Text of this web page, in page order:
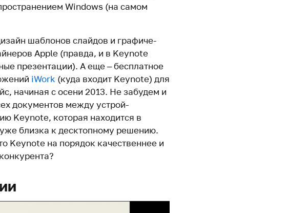
Windows (на самом
шаб­лонов слайдов и гра­фи­че­
Apple (правда, и в Keynote
пре­зен­тации). А еще – бес­платное
iWork (куда входит Keynote) для
начиная с осени 2013. Не забудем и
доку­ментов между устрой­
Keynote, которая нахо­дится в
близка к деск­топ­ному решению.
Keynote на порядок каче­ственнее и